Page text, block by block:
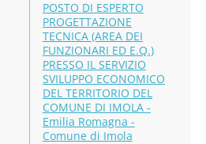
POSTO DI ESPERTO
PROGETTAZIONE
TECNICA (AREA DEI
FUNZIONARI ED E.Q.)
PRESSO IL SERVIZIO
SVILUPPO ECONOMICO
DEL TERRITORIO DEL
COMUNE DI IMOLA -
Emilia Romagna -
Comune di Imola